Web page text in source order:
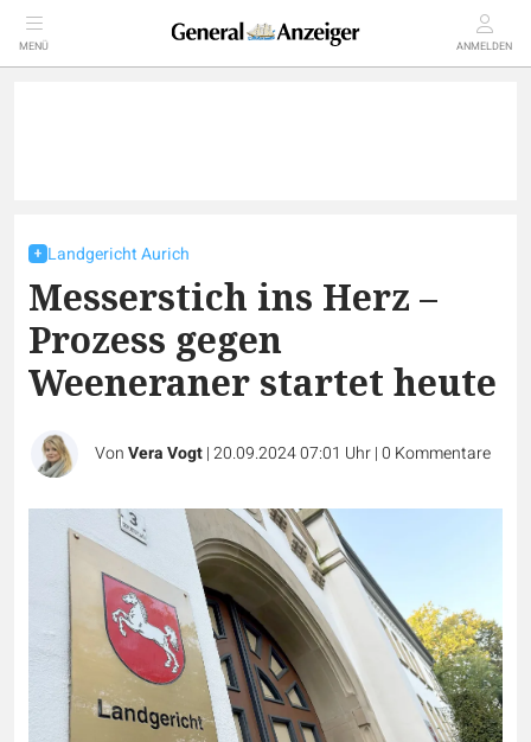
MENÜ ANMELDEN
Landgericht Aurich
Messerstich ins Herz –
Prozess gegen
Weeneraner startet heute
VonVera Vogt|20.09.2024 07:01 Uhr|0 Kommentare